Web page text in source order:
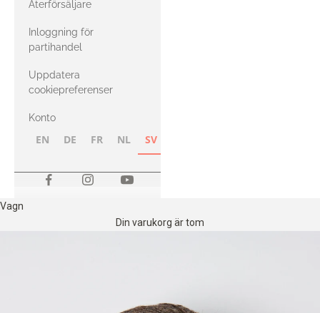
med Heavy
Merino
Återförsäljare
Inloggning för
partihandel
Uppdatera
cookiepreferenser
Konto
EN DE FR NL SV
Vagn
Din varukorg är tom